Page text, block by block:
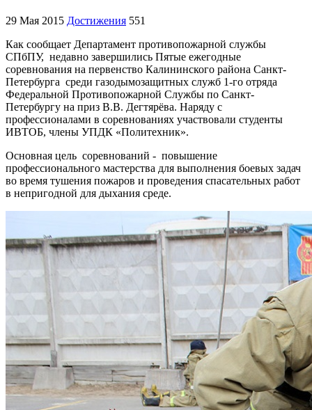
29 Мая 2015 Достижения 551
Как сообщает Департамент противопожарной службы
СПбПУ, недавно завершились Пятые ежегодные
соревнования на первенство Калининского района Санкт-
Петербурга среди газодымозащитных служб 1-го отряда
Федеральной Противопожарной Службы по Санкт-
Петербургу на приз В.В. Дегтярёва. Наряду с
профессионалами в соревнованиях участвовали студенты
ИВТОБ, члены УПДК «Политехник».
Основная цель соревнований - повышение
профессионального мастерства для выполнения боевых задач
во время тушения пожаров и проведения спасательных работ
в непригодной для дыхания среде.